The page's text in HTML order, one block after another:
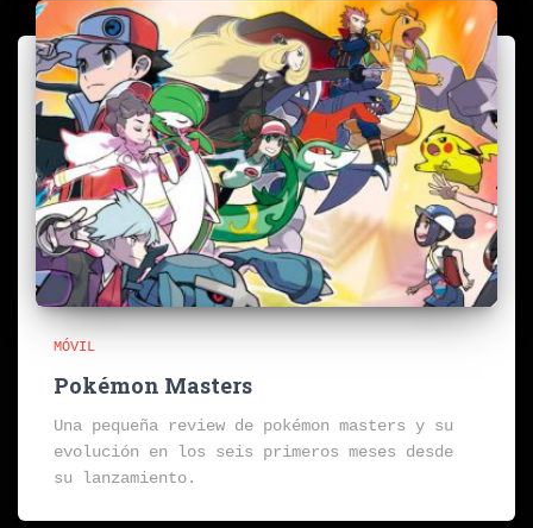
MÓVIL
Pokémon Masters
Una pequeña review de pokémon masters y su
evolución en los seis primeros meses desde
su lanzamiento.